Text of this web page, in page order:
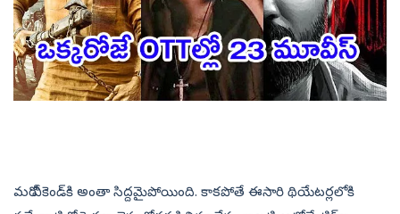
మరో వీకెండ్‌కి అంతా సిద్దమైపోయింది. కాకపోతే ఈసారి థియేటర్లలోకి